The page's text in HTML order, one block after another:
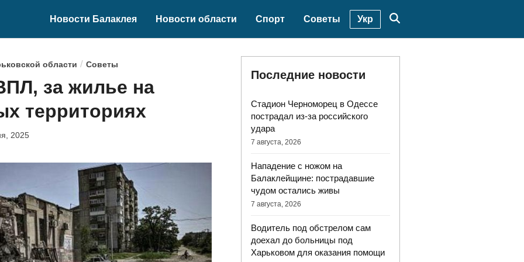
Новости Балаклея Новости области Спорт Советы Укр
области / Советы
за жилье на
территориях
2025
Последние новости
Стадион Черноморец в Одессе
пострадал из-за российского
удара
7 августа, 2026
Нападение с ножом на
Балаклейщине: пострадавшие
чудом остались живы
7 августа, 2026
Водитель под обстрелом сам
доехал до больницы под
Харьковом для оказания помощи